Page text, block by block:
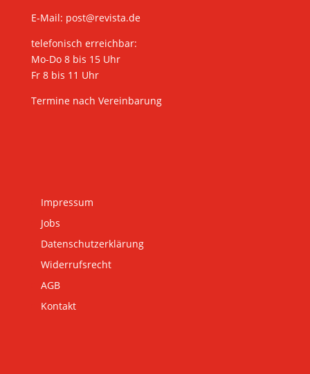
E-Mail: post@revista.de
telefonisch erreichbar:
Mo-Do 8 bis 15 Uhr
Fr 8 bis 11 Uhr
Termine nach Vereinbarung
Impressum
Jobs
Datenschutzerklärung
Widerrufsrecht
AGB
Kontakt